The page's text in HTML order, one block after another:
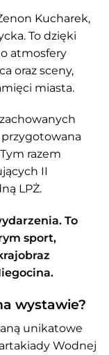
Kucharek,
To dzięki
atmosfery
oraz sceny,
miasta.
razem
II
LPŻ.
To
sport,
wystawie?
unikatowe
Wodnej